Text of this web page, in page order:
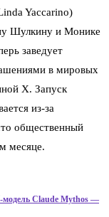
Yaccarino)
Шулкину и Монике
заведует
в мировых
X. Запуск
из-за
общественный
месяце.
Claude Mythos —